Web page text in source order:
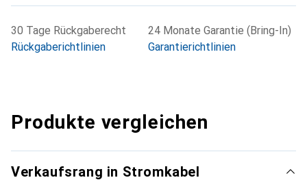
30 Tage Rückgaberecht
Rückgaberichtlinien
24 Monate Garantie (Bring-In)
Garantierichtlinien
Produkte vergleichen
Verkaufsrang in Stromkabel